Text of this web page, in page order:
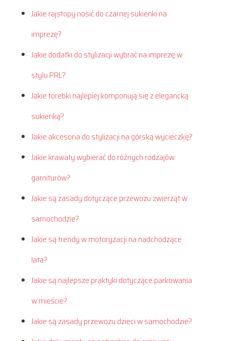
Jakie rajstopy nosić do czarnej sukienki na
imprezę?
Jakie dodatki do stylizacji wybrać na imprezę w
stylu PRL?
Jakie torebki najlepiej komponują się z elegancką
sukienką?
Jakie akcesoria do stylizacji na górską wycieczkę?
Jakie krawaty wybierać do różnych rodzajów
garniturów?
Jakie są zasady dotyczące przewozu zwierząt w
samochodzie?
Jakie są trendy w motoryzacji na nadchodzące
lata?
Jakie są najlepsze praktyki dotyczące parkowania
w mieście?
Jakie są zasady przewozu dzieci w samochodzie?